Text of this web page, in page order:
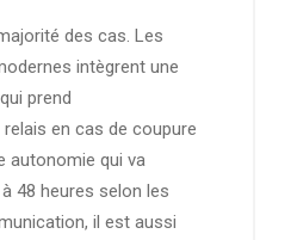
des cas. Les
intègrent une
prend
en cas de coupure
autonomie qui va
48 heures selon les
il est aussi